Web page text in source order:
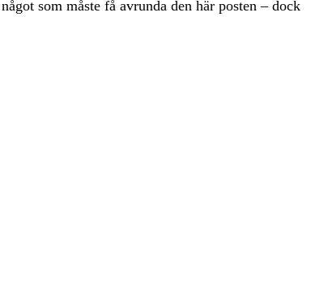
som måste få avrunda den här posten – dock